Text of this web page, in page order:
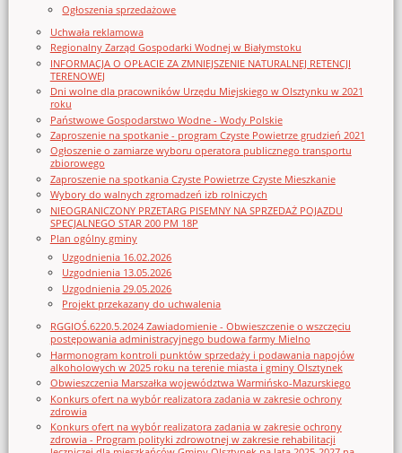
Ogłoszenia sprzedażowe
Uchwała reklamowa
Regionalny Zarząd Gospodarki Wodnej w Białymstoku
INFORMACJA O OPŁACIE ZA ZMNIEJSZENIE NATURALNEJ RETENCJI
TERENOWEJ
Dni wolne dla pracowników Urzędu Miejskiego w Olsztynku w 2021
roku
Państwowe Gospodarstwo Wodne - Wody Polskie
Zaproszenie na spotkanie - program Czyste Powietrze grudzień 2021
Ogłoszenie o zamiarze wyboru operatora publicznego transportu
zbiorowego
Zaproszenie na spotkania Czyste Powietrze Czyste Mieszkanie
Wybory do walnych zgromadzeń izb rolniczych
NIEOGRANICZONY PRZETARG PISEMNY NA SPRZEDAŻ POJAZDU
SPECJALNEGO STAR 200 PM 18P
Plan ogólny gminy
Uzgodnienia 16.02.2026
Uzgodnienia 13.05.2026
Uzgodnienia 29.05.2026
Projekt przekazany do uchwalenia
RGGIOŚ.6220.5.2024 Zawiadomienie - Obwieszczenie o wszczęciu
postępowania administracyjnego budowa farmy Mielno
Harmonogram kontroli punktów sprzedaży i podawania napojów
alkoholowych w 2025 roku na terenie miasta i gminy Olsztynek
Obwieszczenia Marszałka województwa Warmińsko-Mazurskiego
Konkurs ofert na wybór realizatora zadania w zakresie ochrony
zdrowia
Konkurs ofert na wybór realizatora zadania w zakresie ochrony
zdrowia - Program polityki zdrowotnej w zakresie rehabilitacji